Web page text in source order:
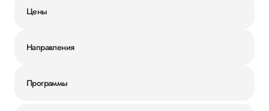
Цены
Направления
Программы